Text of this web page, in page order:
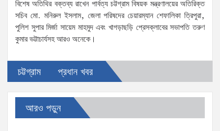
বিশেষ অতিথির বক্তব্য রাখেন পার্বত্য চট্টগ্রাম বিষয়ক মন্ত্রণালয়ের অতিরিক্ত
সচিব মো. মনিরুল ইসলাম, জেলা পরিষদের চেয়ারম্যান শেফালিকা ত্রিপুরা,
পুলিশ সুপার মির্জা সায়েম মাহমুদ এবং খাগড়াছড়ি প্রেসক্লাবের সভাপতি তরুণ
কুমার ভট্টাচার্যসহ আরও অনেকে।
চট্টগ্রাম প্রধান খবর
আরও পড়ুন